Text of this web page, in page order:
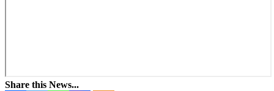
Share this News...